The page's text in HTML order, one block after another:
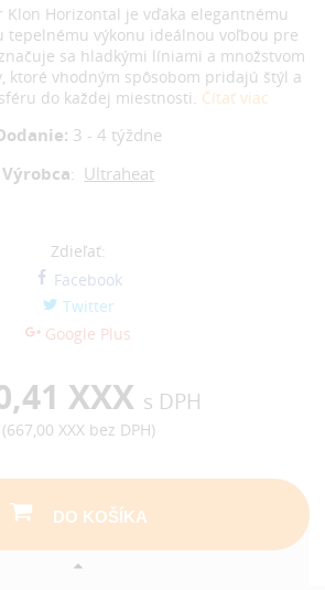
Klon Horizontal je vďaka elegantnému
tepelnému výkonu ideálnou voľbou pre
sa hladkými líniami a množstvom
ktoré vhodným spôsobom pridajú štýl a
do každej miestnosti. Čítať viac
3 - 4 týždne
Výrobca: Ultraheat
Zdieľať:
Facebook
Twitter
Google Plus
XXX s DPH
(667,00 XXX bez DPH)
DO KOŠÍKA